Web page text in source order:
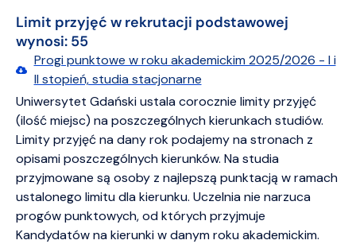
Limit przyjęć w rekrutacji podstawowej
wynosi: 55
Progi punktowe w roku akademickim 2025/2026 - I i
II stopień, studia stacjonarne
Uniwersytet Gdański ustala corocznie limity przyjęć
(ilość miejsc) na poszczególnych kierunkach studiów.
Limity przyjęć na dany rok podajemy na stronach z
opisami poszczególnych kierunków. Na studia
przyjmowane są osoby z najlepszą punktacją w ramach
ustalonego limitu dla kierunku. Uczelnia nie narzuca
progów punktowych, od których przyjmuje
Kandydatów na kierunki w danym roku akademickim.